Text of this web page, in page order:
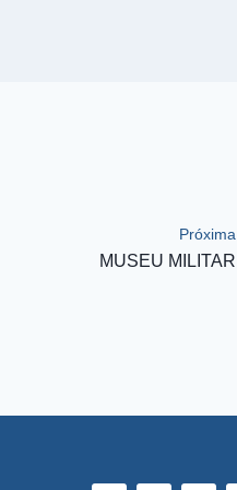
Próxima
MUSEU MILITAR